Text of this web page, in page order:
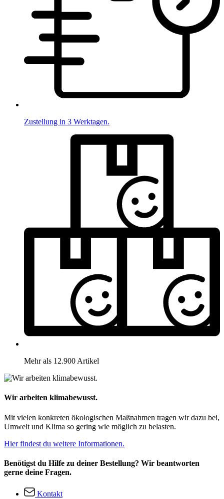
Zustellung in 3 Werktagen.
Mehr als 12.900 Artikel
Wir arbeiten klimabewusst.
Mit vielen konkreten ökologischen Maßnahmen tragen wir dazu bei,
Umwelt und Klima so gering wie möglich zu belasten.
Hier findest du weitere Informationen.
Benötigst du Hilfe zu deiner Bestellung? Wir beantworten
gerne deine Fragen.
Kontakt